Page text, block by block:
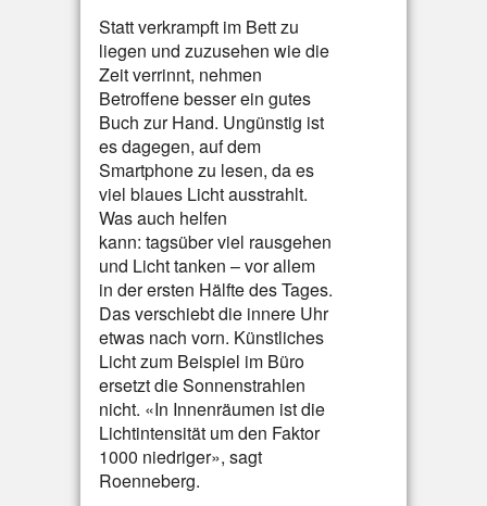
Statt verkrampft im Bett zu
liegen und zuzusehen wie die
Zeit verrinnt, nehmen
Betroffene besser ein gutes
Buch zur Hand. Ungünstig ist
es dagegen, auf dem
Smartphone zu lesen, da es
viel blaues Licht ausstrahlt.
Was auch helfen
kann: tagsüber viel rausgehen
und Licht tanken – vor allem
in der ersten Hälfte des Tages.
Das verschiebt die innere Uhr
etwas nach vorn. Künstliches
Licht zum Beispiel im Büro
ersetzt die Sonnenstrahlen
nicht. «In Innenräumen ist die
Lichtintensität um den Faktor
1000 niedriger», sagt
Roenneberg.